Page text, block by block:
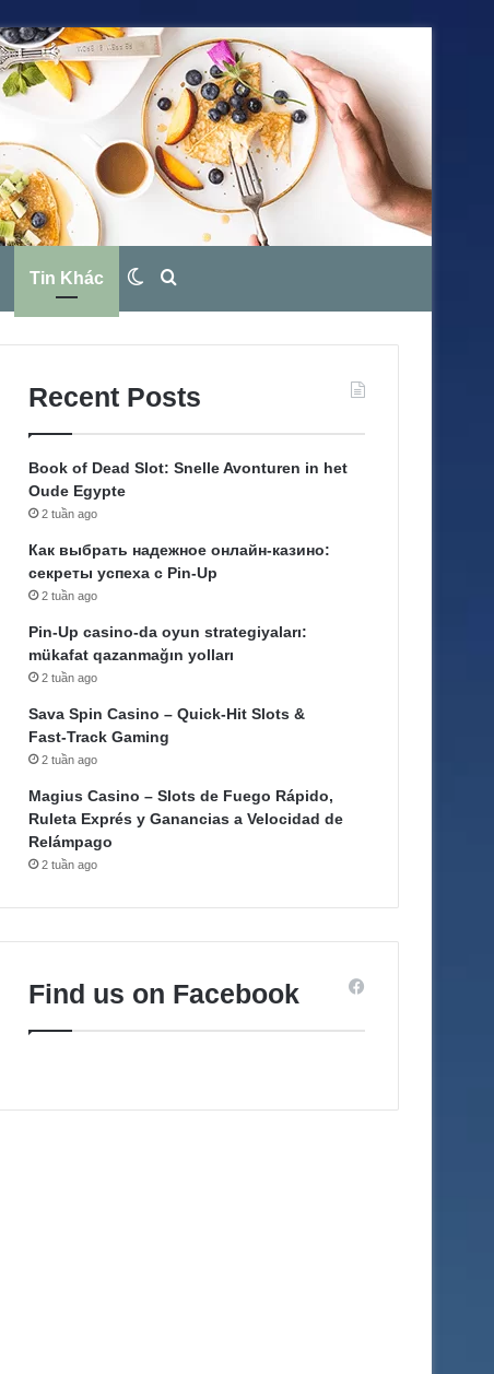
Tin Khác
for
Switch
skin
Recent Posts
Book of Dead Slot: Snelle Avonturen in het
Oude Egypte
2 tuần ago
Как выбрать надежное онлайн-казино:
секреты успеха с Pin-Up
2 tuần ago
Pin-Up casino-da oyun strategiyaları:
mükafat qazanmağın yolları
2 tuần ago
Sava Spin Casino – Quick‑Hit Slots &
Fast‑Track Gaming
2 tuần ago
Magius Casino – Slots de Fuego Rápido,
Ruleta Exprés y Ganancias a Velocidad de
Relámpago
2 tuần ago
Find us on Facebook